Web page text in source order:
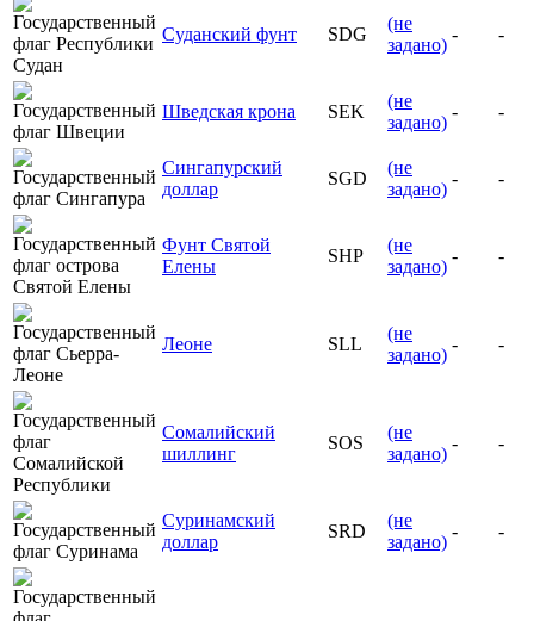
Суданский фунт SDG
(не
задано)
- -
Шведская крона SEK
(не
задано)
- -
Сингапурский
доллар
SGD
(не
задано)
- -
Фунт Святой
Елены
SHP
(не
задано)
- -
Леоне SLL
(не
задано)
- -
Сомалийский
шиллинг
SOS
(не
задано)
- -
Суринамский
доллар
SRD
(не
задано)
- -